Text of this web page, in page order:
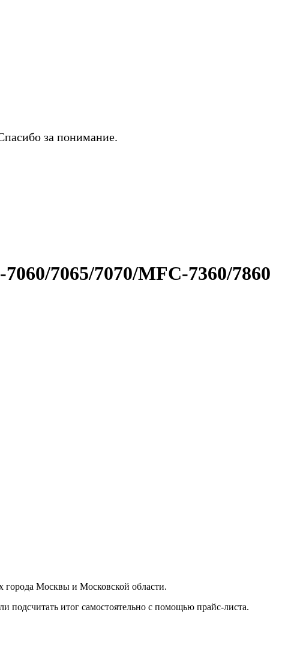
за понимание.
7065/7070/MFC-7360/7860
города Москвы и Московской области.
итог самостоятельно с помощью прайс-листа.